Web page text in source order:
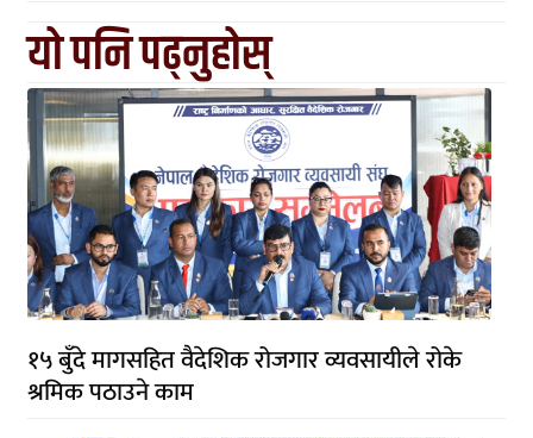
यो पनि पढ्नुहोस्
१५ बुँदे मागसहित वैदेशिक रोजगार व्यवसायीले रोके
श्रमिक पठाउने काम